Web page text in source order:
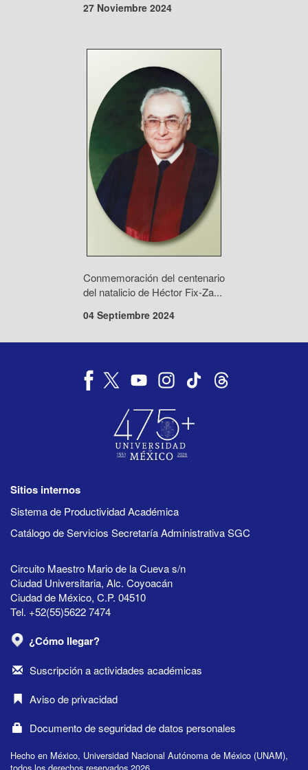
27 Noviembre 2024
Conmemoración del centenario
del natalicio de Héctor Fix-Za...
04 Septiembre 2024
Sitios internos
Sistema de Productividad Académica
Catálogo de Servicios Secretaría Administrativa SGC
Circuito Maestro Mario de la Cueva s/n
Ciudad Universitaria, Alc. Coyoacán
Ciudad de México, C.P. 04510
Tel. +52(55)5622 7474
¿Cómo llegar?
Suscripción a actividades académicas
Aviso de privacidad
Documento de seguridad de datos personales
Hecho en México, Universidad Nacional Autónoma de México (UNAM),
todos los derechos reservados 2026.